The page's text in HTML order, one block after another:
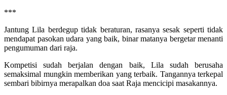
***
Jantung Lila berdegup tidak beraturan, rasanya sesak seperti tidak
mendapat pasokan udara yang baik, binar matanya bergetar menanti
pengumuman dari raja.
Kompetisi sudah berjalan dengan baik, Lila sudah berusaha
semaksimal mungkin memberikan yang terbaik. Tangannya terkepal
sembari bibirnya merapalkan doa saat Raja mencicipi masakannya.